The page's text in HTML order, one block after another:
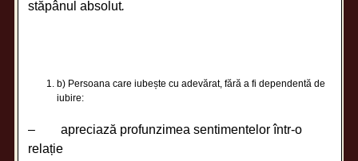
stăpânul absolut.
b) Persoana care iubește cu adevărat, fără a fi dependentă de
iubire:
– apreciază profunzimea sentimentelor într-o
relație